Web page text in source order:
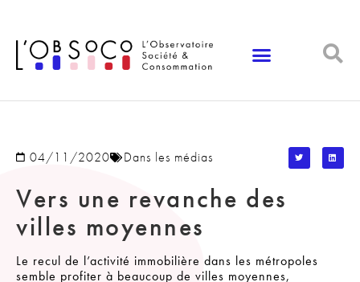
04/11/2020 Dans les médias
Vers une revanche des
villes moyennes
Le recul de l’activité immobilière dans les métropoles
semble profiter à beaucoup de villes moyennes,